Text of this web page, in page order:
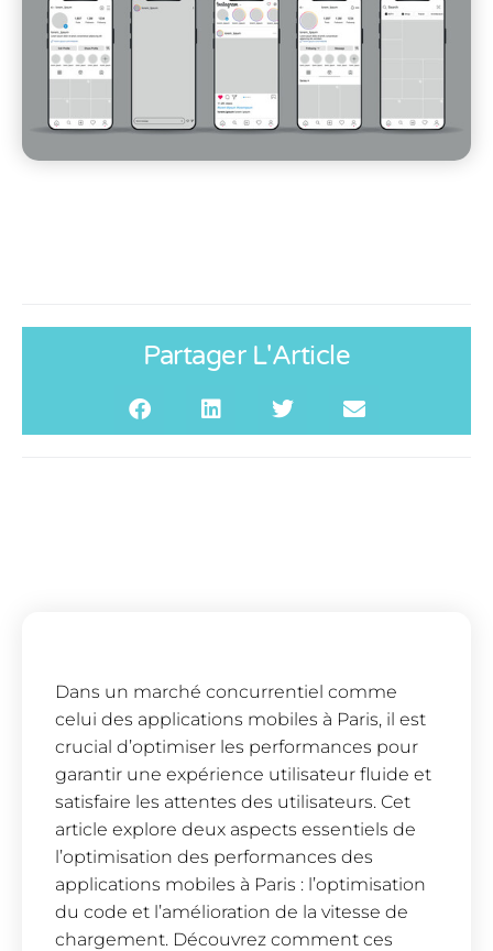
Partager L'Article
Dans un marché concurrentiel comme
celui des applications mobiles à Paris, il est
crucial d’optimiser les performances pour
garantir une expérience utilisateur fluide et
satisfaire les attentes des utilisateurs. Cet
article explore deux aspects essentiels de
l’optimisation des performances des
applications mobiles à Paris : l’optimisation
du code et l’amélioration de la vitesse de
chargement. Découvrez comment ces